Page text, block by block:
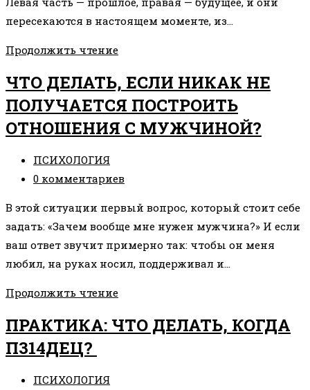
пересекаются в настоящем моменте, из…
Продолжить чтениеЧТО
ЛЕМНИСКАТА
ЧТО ДЕЛАТЬ, ЕСЛИ НИКАК НЕ
ПОЛУЧАЕТСЯ ПОСТРОИТЬ
ОТНОШЕНИЯ С МУЖЧИНОЙ?
Рубрика
записи:
ПСИХОЛОГИЯ
Комментарии
записи:
0 комментариев
В этой ситуации первый вопрос, который стоит себе
задать: «Зачем вообще мне нужен мужчина?» И если
ваш ответ звучит примерно так: чтобы он меня
любил, на руках носил, поддерживал и…
Продолжить чтениеЧТО
ЕСЛИ
ПРАКТИКА: ЧТО ДЕЛАТЬ, КОГДА
П314ДЕЦ?
Рубрика
ПСИХОЛОГИЯ